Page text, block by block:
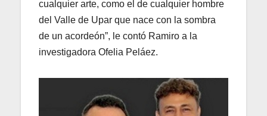
cualquier arte, como el de cualquier hombre
del Valle de Upar que nace con la sombra
de un acordeón”, le contó Ramiro a la
investigadora Ofelia Peláez.